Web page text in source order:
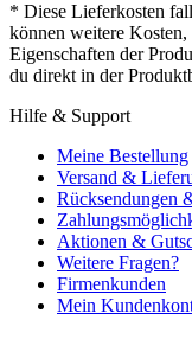
* Diese Lieferkosten
können weitere
Eigenschaften der
du direkt in der
Hilfe & Support
Meine Bestellung
Versand &
Rücksendungen
Aktionen &
Weitere Fragen?
Firmenkunden
Mein